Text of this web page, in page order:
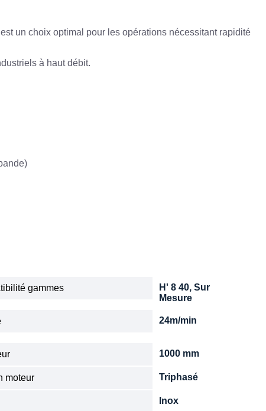
un choix optimal pour les opérations nécessitant rapidité
à haut débit.
gammes
H' 8 40, Sur
Mesure
24m/min
1000 mm
moteur Triphasé
Inox